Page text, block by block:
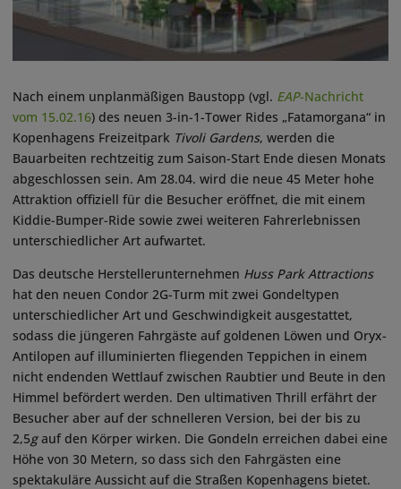
Nach einem unplanmäßigen Baustopp (vgl. EAP-Nachricht
vom 15.02.16) des neuen 3-in-1-Tower Rides „Fatamorgana“ in
Kopenhagens Freizeitpark Tivoli Gardens, werden die
Bauarbeiten rechtzeitig zum Saison-Start Ende diesen Monats
abgeschlossen sein. Am 28.04. wird die neue 45 Meter hohe
Attraktion offiziell für die Besucher eröffnet, die mit einem
Kiddie-Bumper-Ride sowie zwei weiteren Fahrerlebnissen
unterschiedlicher Art aufwartet.
Das deutsche Herstellerunternehmen Huss Park Attractions
hat den neuen Condor 2G-Turm mit zwei Gondeltypen
unterschiedlicher Art und Geschwindigkeit ausgestattet,
sodass die jüngeren Fahrgäste auf goldenen Löwen und Oryx-
Antilopen auf illuminierten fliegenden Teppichen in einem
nicht endenden Wettlauf zwischen Raubtier und Beute in den
Himmel befördert werden. Den ultimativen Thrill erfährt der
Besucher aber auf der schnelleren Version, bei der bis zu
2,5gauf den Körper wirken. Die Gondeln erreichen dabei eine
Höhe von 30 Metern, so dass sich den Fahrgästen eine
spektakuläre Aussicht auf die Straßen Kopenhagens bietet.